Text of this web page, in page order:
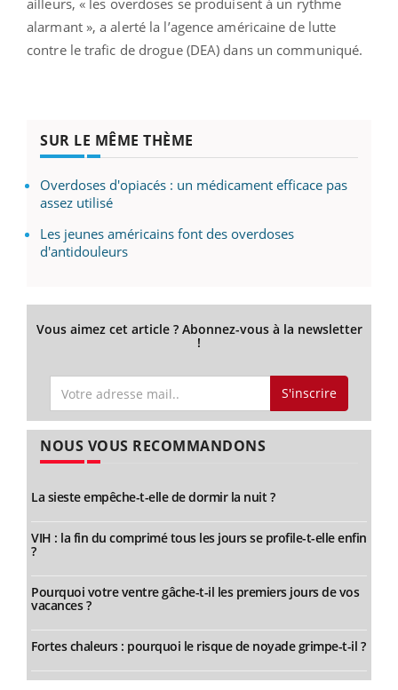
alarmant », a alerté la l’agence américaine de lutte
contre le trafic de drogue (DEA) dans un communiqué.
SUR LE MÊME THÈME
Overdoses d'opiacés : un médicament efficace pas
assez utilisé
Les jeunes américains font des overdoses
d'antidouleurs
Vous aimez cet article ? Abonnez-vous à la newsletter
!
S'inscrire
NOUS VOUS RECOMMANDONS
La sieste empêche-t-elle de dormir la nuit ?
VIH : la fin du comprimé tous les jours se profile-t-elle enfin
?
Pourquoi votre ventre gâche-t-il les premiers jours de vos
vacances ?
Fortes chaleurs : pourquoi le risque de noyade grimpe-t-il ?